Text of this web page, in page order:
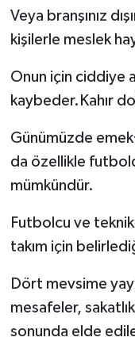
Veya branşınız
kişilerle meslek
Onun için ciddiye
kaybeder.Kahır
Günümüzde
da özellikle
mümkündür.
Futbolcu ve
takım için
Dört mevsime
mesafeler,
sonunda elde